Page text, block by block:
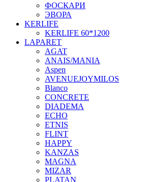
ФОСКАРИ
ЭВОРА
KERLIFE
KERLIFE 60*1200
LAPARET
AGAT
ANAIS/MANIA
Aspen
AVENUEJOYMILOS
Blanco
CONCRETE
DIADEMA
ECHO
ETNIS
FLINT
HAPPY
KANZAS
MAGNA
MIZAR
PLATAN